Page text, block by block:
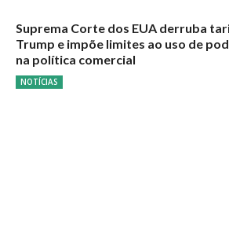
Suprema Corte dos EUA derruba
Trump e impõe limites ao uso de
na política comercial
NOTÍCIAS